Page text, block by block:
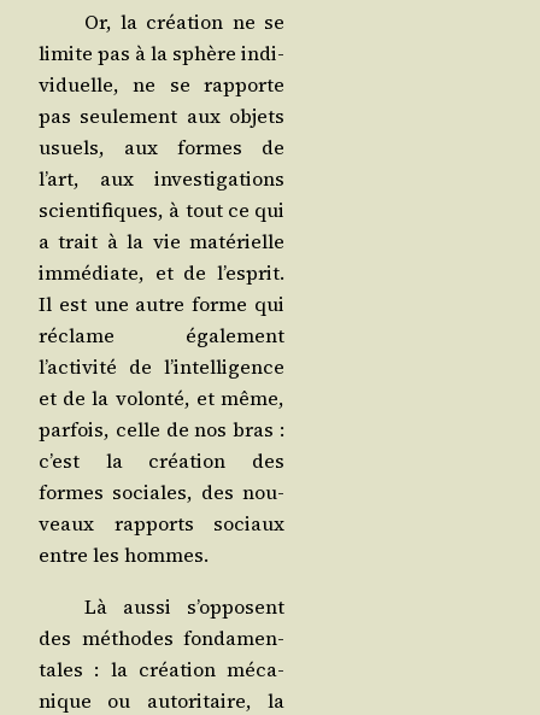
Or, la créa­tion ne se
limite pas à la sphère indi­
vi­duelle, ne se rap­porte
pas seule­ment aux objets
usuels, aux formes de
l’art, aux inves­ti­ga­tions
scien­ti­fiques, à tout ce qui
a trait à la vie maté­rielle
immé­diate, et de l’esprit.
Il est une autre forme qui
réclame éga­le­ment
l’activité de l’intelligence
et de la volon­té, et même,
par­fois, celle de nos bras :
c’est la créa­tion des
formes sociales, des nou­
veaux rap­ports sociaux
entre les hommes.
Là aus­si s’opposent
des méthodes fon­da­men­
tales : la créa­tion méca­
nique ou auto­ri­taire, la